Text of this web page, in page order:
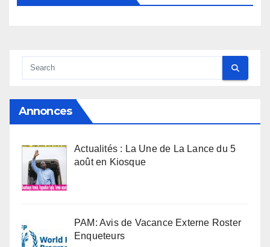
Annonces
Actualités : La Une de La Lance du 5
août en Kiosque
PAM: Avis de Vacance Externe Roster
Enqueteurs